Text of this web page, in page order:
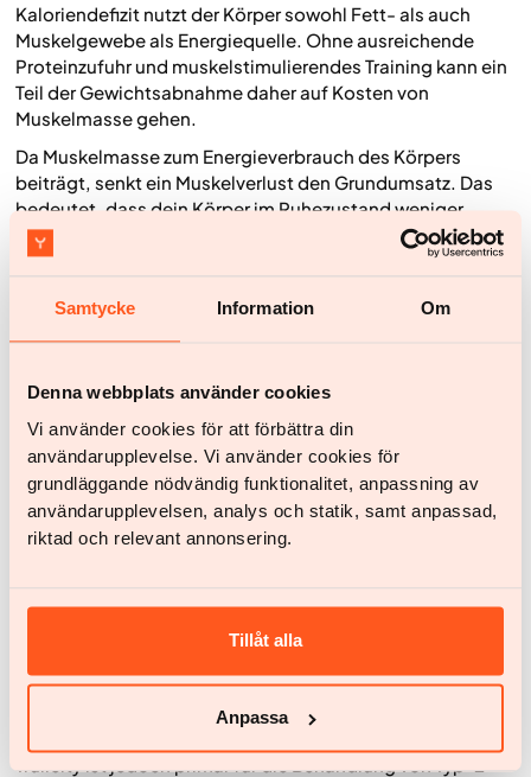
Samtycke Information Om
Denna webbplats använder cookies
Vi använder cookies för att förbättra din
användarupplevelse. Vi använder cookies för
grundläggande nödvändig funktionalitet, anpassning av
användarupplevelsen, analys och statik, samt anpassad,
riktad och relevant annonsering.
Tillåt alla
Anpassa
Kaloriendefizit nutzt der Körper sowohl Fett- als auch
Muskelgewebe als Energiequelle. Ohne ausreichende
Proteinzufuhr und muskelstimulierendes Training kann ein
Teil der Gewichtsabnahme daher auf Kosten von
Muskelmasse gehen.
Da Muskelmasse zum Energieverbrauch des Körpers
beiträgt, senkt ein Muskelverlust den Grundumsatz. Das
bedeutet, dass dein Körper im Ruhezustand weniger
Kalorien verbrennt, was es langfristig schwieriger macht,
das neue Gewicht stabil zu halten.
sendet
während Protein die Bausteine liefert, die für den Erhalt
und die Reparatur von Muskelgewebe benötigt werden.
Häufige Fragen zu Trulicity
Wie wirkt Trulicity bei der Gewichtsabnahme?
Trulicity enthält Dulaglutid, das zur Gruppe der GLP-1-
Rezeptoragonisten gehört. Das Medikament ahmt die
Wirkung des körpereigenen Hormons GLP-1 nach und
Appetit.
und einer geringeren Kalorienzufuhr beitragen, unter
anderem, indem die Magenentleerung verlangsamt und
Patienten führt dies zu einer gewissen Gewichtsabnahme.
Trulicity ist jedoch primär für die Behandlung von Typ-2-